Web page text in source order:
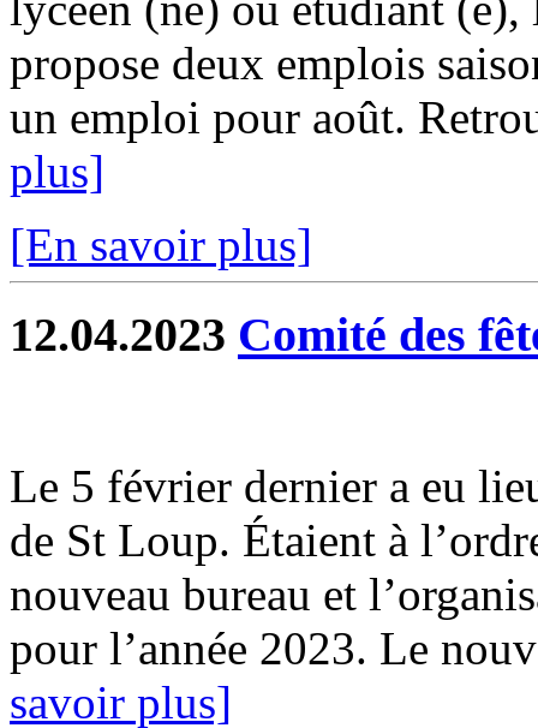
propose deux emplois
un emploi pour août.
plus]
[En savoir plus]
12.04.2023 Comité des
Le 5 février dernier a eu
de St Loup. Étaient à
nouveau bureau et
pour l’année 2023. Le
savoir plus]